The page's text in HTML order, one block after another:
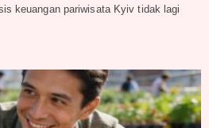
keuangan pariwisata Kyiv tidak lagi